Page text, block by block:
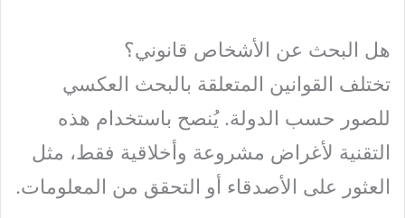
هل البحث عن الأشخاص قانوني؟
تختلف القوانين المتعلقة بالبحث العكسي
للصور حسب الدولة. يُنصح باستخدام هذه
التقنية لأغراض مشروعة وأخلاقية فقط، مثل
العثور على الأصدقاء أو التحقق من المعلومات.